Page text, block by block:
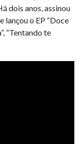
dois anos, assinou
lançou o EP “Doce
“Tentando te